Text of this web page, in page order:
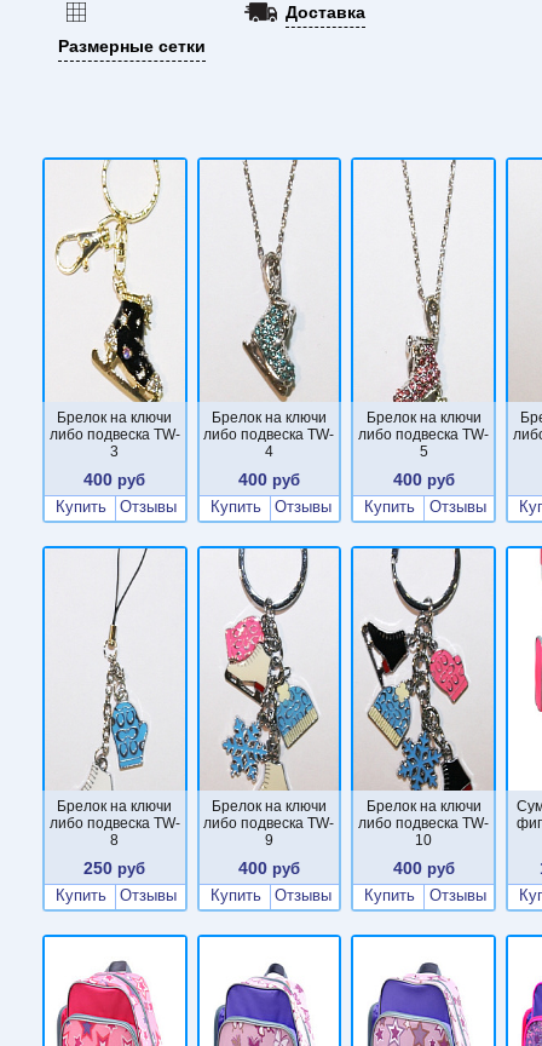
Размерные сетки
Доставка
Брелок на ключи
либо подвеска TW-
3
400 руб
Купить
Отзывы
Брелок на ключи
либо подвеска TW-
4
400 руб
Купить
Отзывы
Брелок на ключи
либо подвеска TW-
5
400руб
Купить
Отзывы
Брелок на ключи
либо подвеска TW-
8
250 руб
Купить
Отзывы
Брелок на ключи
либо подвеска TW-
9
400 руб
Купить
Отзывы
Брелок на ключи
либо подвеска TW-
10
400руб
Купить
Отзывы